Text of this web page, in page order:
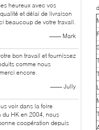
heureux avec vos
et délai de livraison
beaucoup de votre travail.
—— Mark
bon travail et fournissez
comme nous
encore.
—— Jully
voir dans la foire
du HK en 2004, nous
coopération depuis